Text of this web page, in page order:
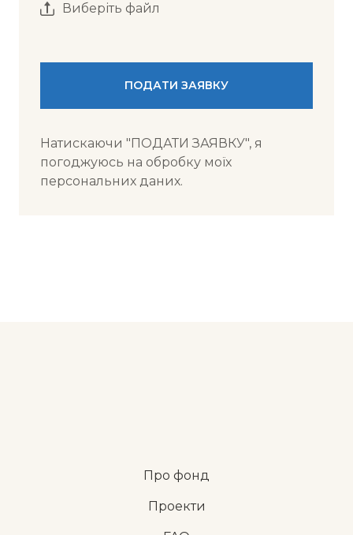
Виберіть файл
ПОДАТИ ЗАЯВКУ
Натискаючи "ПОДАТИ ЗАЯВКУ", я
погоджуюсь на обробку моїх
персональних даних.
Про фонд
Проекти